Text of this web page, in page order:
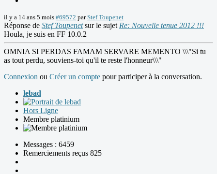
il y a 14 ans 5 mois #69572 parStef Toupenet
Réponse de Stef Toupenetsur le sujet Re: Nouvelle tenue 2012 !!!
Houla, je suis en FF 10.0.2
OMNIA SI PERDAS FAMAM SERVARE MEMENTO \\\"Si tu
as tout perdu, souviens-toi qu'il te reste l'honneur\\\"
Connexion ou Créer un compte pour participer à la conversation.
lebad
Hors Ligne
Membre platinium
Messages : 6459
Remerciements reçus 825